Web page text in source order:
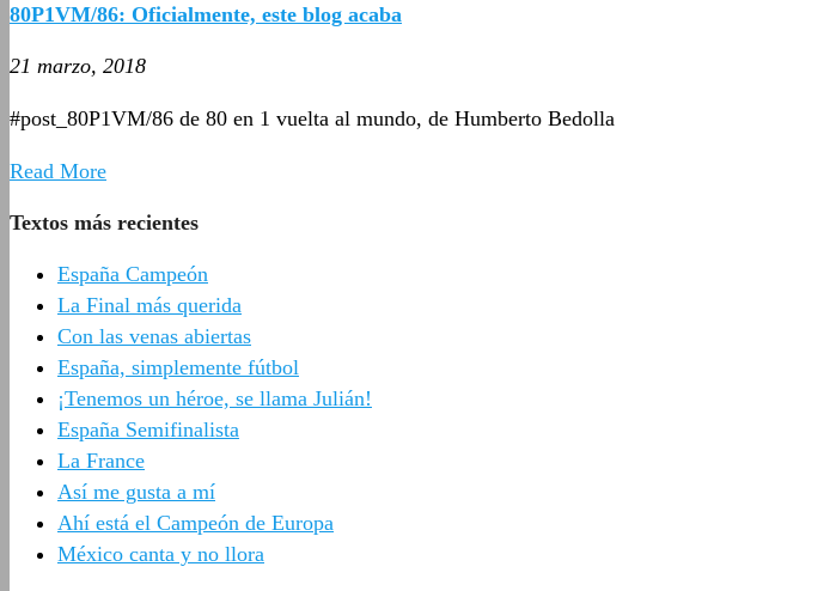
80P1VM/86: Oficialmente, este blog acaba
21 marzo, 2018
#post_80P1VM/86 de 80 en 1 vuelta al mundo, de Humberto Bedolla
Read More
Textos más recientes
España Campeón
La Final más querida
Con las venas abiertas
España, simplemente fútbol
¡Tenemos un héroe, se llama Julián!
España Semifinalista
La France
Así me gusta a mí
Ahí está el Campeón de Europa
México canta y no llora